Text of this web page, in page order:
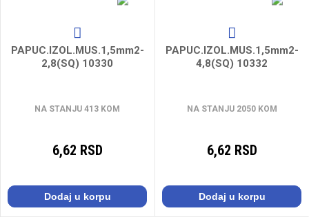
PAPUC.IZOL.MUS.1,5mm2-
2,8(SQ) 10330
NA STANJU 413 KOM
6,62 RSD
Dodaj u korpu
PAPUC.IZOL.MUS.1,5mm2-
4,8(SQ) 10332
NA STANJU 2050 KOM
6,62 RSD
Dodaj u korpu